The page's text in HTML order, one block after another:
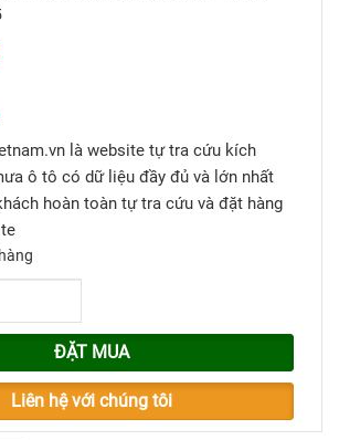
là website tự tra cứu kích
ô tô có dữ liệu đầy đủ và lớn nhất
hoàn toàn tự tra cứu và đặt hàng
ĐẶT MUA
Liên hệ với chúng tôi